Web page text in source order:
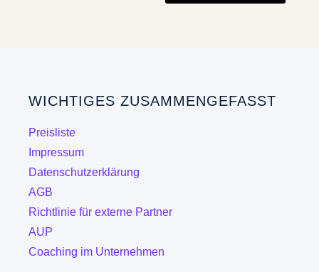
der
werden
weist
WICHTIGES ZUSAMMENGEFASST
Preisliste
Impressum
Datenschutzerklärung
AGB
Richtlinie für externe Partner
AUP
Coaching im Unternehmen